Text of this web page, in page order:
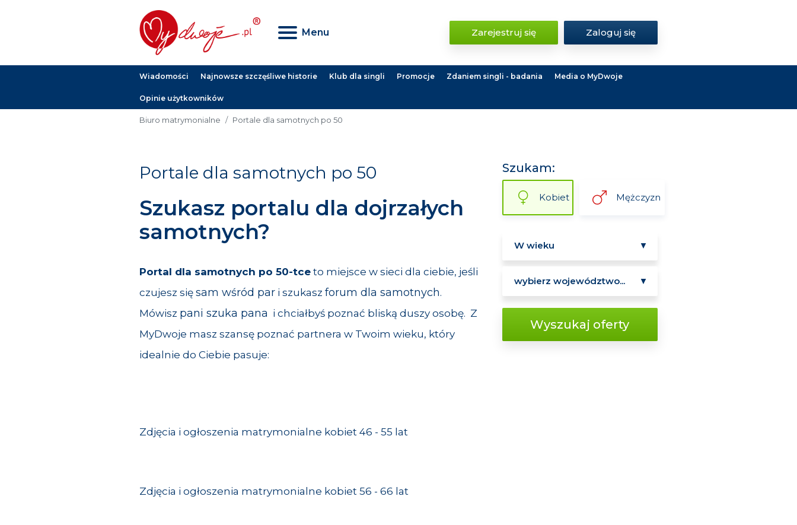
Menu Zarejestruj się Zaloguj się
Wiadomości Najnowsze szczęśliwe historie Klub dla singli Promocje Zdaniem singli - badania Media o MyDwoje
Opinie użytkowników
Biuro matrymonialne Portale dla samotnych po 50
Szukam:
Kobiet Mężczyzn
Wyszukaj oferty
Portale dla samotnych po 50
Szukasz portalu dla dojrzałych
samotnych?
Portal dla samotnych po 50-tce to miejsce w sieci dla ciebie, jeśli
czujesz się sam wśród par i szukasz forum dla samotnych.
Mówisz pani szuka pana i chciałbyś poznać bliską duszy osobę. Z
MyDwoje masz szansę poznać partnera w Twoim wieku, który
idealnie do Ciebie pasuje:
Zdjęcia i ogłoszenia matrymonialne kobiet 46 - 55 lat
Zdjęcia i ogłoszenia matrymonialne kobiet 56 - 66 lat